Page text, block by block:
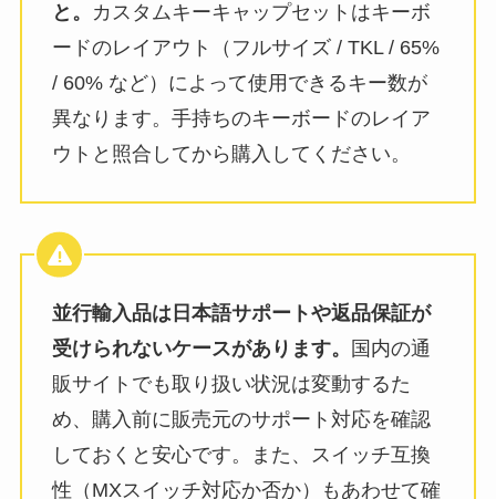
と。
カスタムキーキャップセットはキーボ
ードのレイアウト（フルサイズ / TKL / 65%
/ 60% など）によって使用できるキー数が
異なります。手持ちのキーボードのレイア
ウトと照合してから購入してください。
並行輸入品は日本語サポートや返品保証が
受けられないケースがあります。
国内の通
販サイトでも取り扱い状況は変動するた
め、購入前に販売元のサポート対応を確認
しておくと安心です。また、スイッチ互換
性（MXスイッチ対応か否か）もあわせて確